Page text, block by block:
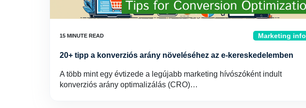
Marketing info
20+ tipp a konverziós arány növeléséhez az e-kereskedelemben
A több mint egy évtizede a legújabb marketing hívószóként indult
konverziós arány optimalizálás (CRO)…